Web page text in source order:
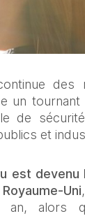
des
un
de
et
est devenu
an, alors